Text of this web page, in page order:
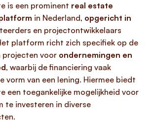
is een prominent real estate
in Nederland, opgericht in
en projectontwikkelaars
platform richt zich specifiek op de
projecten voor ondernemingen en
, waarbij de financiering vaak
vorm van een lening. Hiermee biedt
een toegankelijke mogelijkheid voor
te investeren in diverse